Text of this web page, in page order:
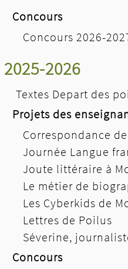
Concours
Concours 2026-
2025-2026
Textes Depart des
Projets des
Correspondance
Journée Langue
Joute littéraire à
Le métier de
Les Cyberkids de
Lettres de Poilus
Séverine,
Concours